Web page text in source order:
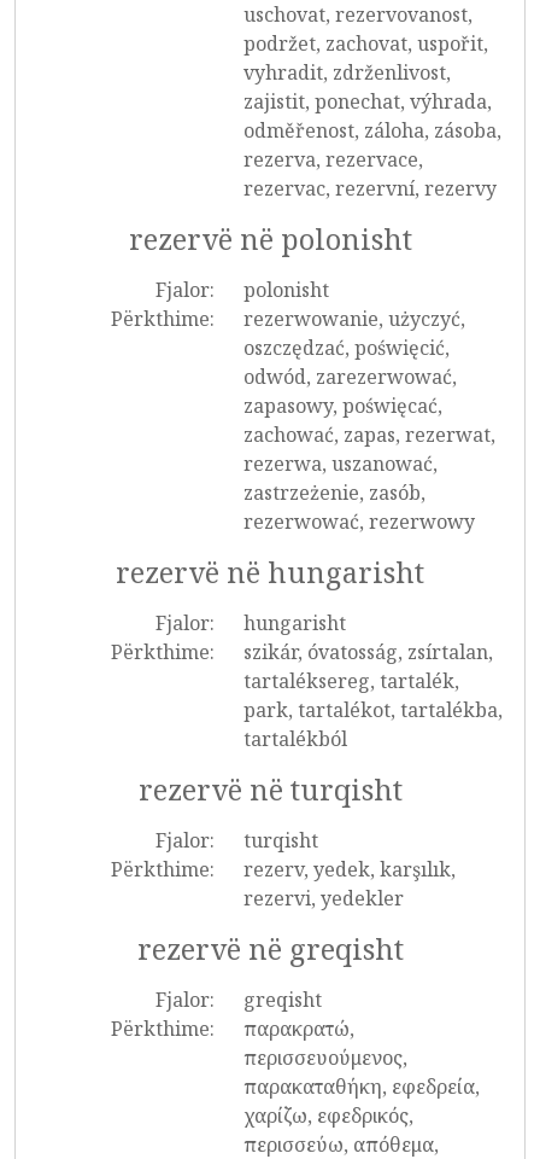
uschovat, rezervovanost,
podržet, zachovat, uspořit,
vyhradit, zdrženlivost,
zajistit, ponechat, výhrada,
odměřenost, záloha, zásoba,
rezerva, rezervace,
rezervac, rezervní, rezervy
rezervë në polonisht
Fjalor:
polonisht
Përkthime:
rezerwowanie, użyczyć,
oszczędzać, poświęcić,
odwód, zarezerwować,
zapasowy, poświęcać,
zachować, zapas, rezerwat,
rezerwa, uszanować,
zastrzeżenie, zasób,
rezerwować, rezerwowy
rezervë në hungarisht
Fjalor:
hungarisht
Përkthime:
szikár, óvatosság, zsírtalan,
tartaléksereg, tartalék,
park, tartalékot, tartalékba,
tartalékból
rezervë në turqisht
Fjalor:
turqisht
Përkthime:
rezerv, yedek, karşılık,
rezervi, yedekler
rezervë në greqisht
Fjalor:
greqisht
Përkthime:
παρακρατώ,
περισσευούμενος,
παρακαταθήκη, εφεδρεία,
χαρίζω, εφεδρικός,
περισσεύω, απόθεμα,